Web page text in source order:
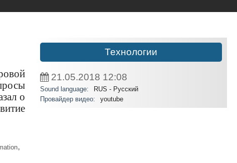
о
,
Технологии
21.05.2018 12:08
Sound language:
RUS - Русский
Провайдер видео:
youtube